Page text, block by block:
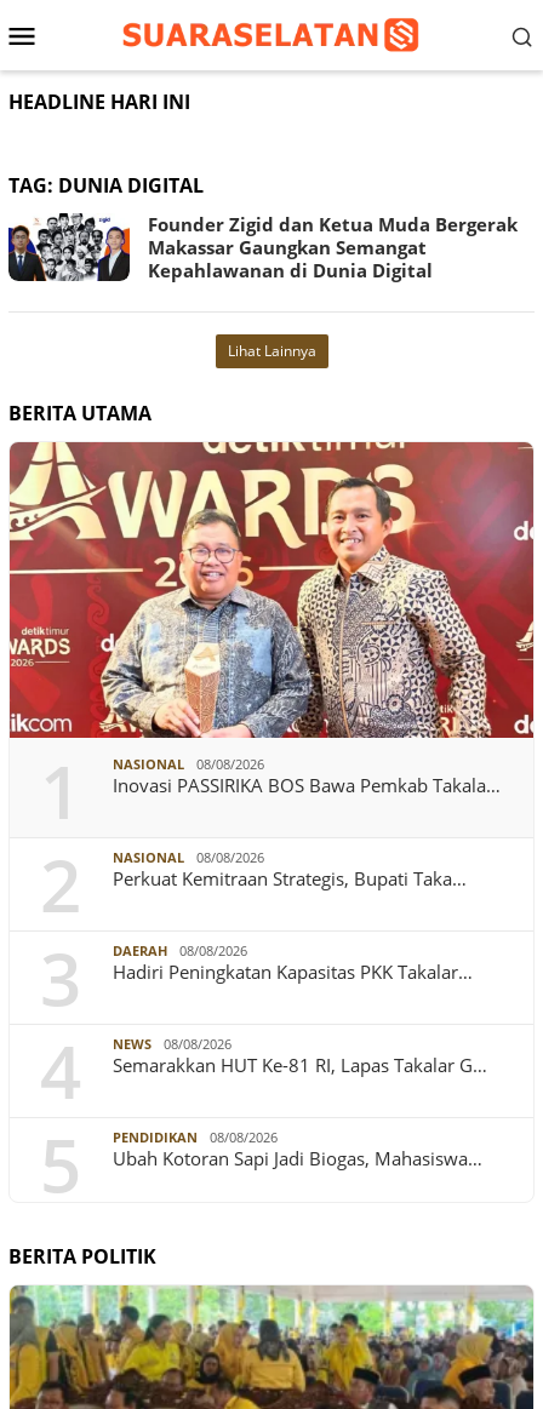
ke
Menu
Mobile
HEADLINE HARI INI
TAG: DUNIA DIGITAL
Founder Zigid dan Ketua Muda Bergerak
Makassar Gaungkan Semangat
Kepahlawanan di Dunia Digital
Lihat Lainnya
BERITA UTAMA
1 NASIONAL 08/08/2026
Inovasi PASSIRIKA BOS Bawa Pemkab Takala…
2 NASIONAL 08/08/2026
Perkuat Kemitraan Strategis, Bupati Taka…
3 DAERAH 08/08/2026
Hadiri Peningkatan Kapasitas PKK Takalar…
4 NEWS 08/08/2026
Semarakkan HUT Ke-81 RI, Lapas Takalar G…
5 PENDIDIKAN 08/08/2026
Ubah Kotoran Sapi Jadi Biogas, Mahasiswa…
BERITA POLITIK